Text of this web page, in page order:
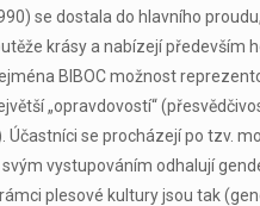
se dostala do hlavního
krásy a nabízejí
BlBOC možnost
„opravdovostí“
se procházejí po tzv.
vystupováním odhalují
plesové kultury jsou tak